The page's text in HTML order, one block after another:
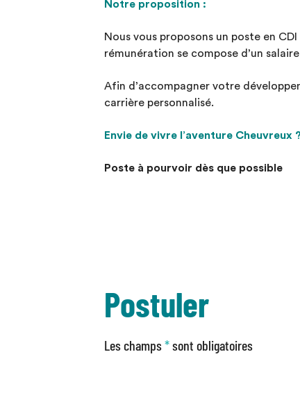
Notre proposition :
Nous vous proposons un poste en
rémunération se compose d’un
Afin d’accompagner votre
carrière personnalisé.
Envie de vivre l’aventure Cheuvreux ?
Poste à pourvoir dès que possible
Postuler
Les champs*sont obligatoires